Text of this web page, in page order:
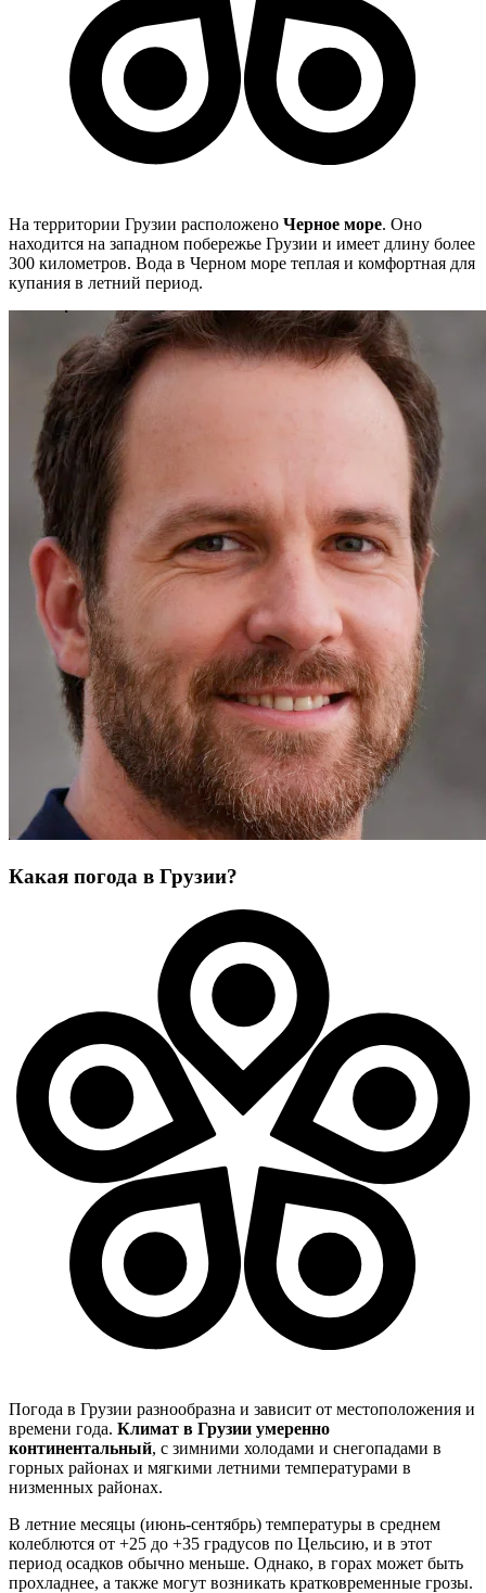
На территории Грузии расположено Черное море. Оно
находится на западном побережье Грузии и имеет длину более
300 километров. Вода в Черном море теплая и комфортная для
купания в летний период.
Какая погода в Грузии?
Погода в Грузии разнообразна и зависит от местоположения и
времени года. Климат в Грузии умеренно
континентальный, с зимними холодами и снегопадами в
горных районах и мягкими летними температурами в
низменных районах.
В летние месяцы (июнь-сентябрь) температуры в среднем
колеблются от +25 до +35 градусов по Цельсию, и в этот
период осадков обычно меньше. Однако, в горах может быть
прохладнее, а также могут возникать кратковременные грозы.